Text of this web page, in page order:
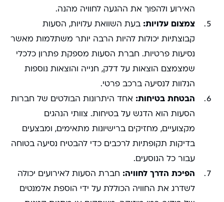
האירוע ולהפוך את ההגעה לחוויה מהנה.
צמצום עלויות: בעת השוואת עלויות, הסעות
קבוצתיות יכולות להיות הרבה יותר משתלמות מאשר
נסיעות פרטיות. חברת הסעות מספקת פתרון כלכלי
שמצמצם הוצאות על דלק, חנייה והוצאות נוספות
הנלוות לנסיעה ברכב פרטי.
הבטחת בטיחות: אחד היתרונות הבולטים של חברות
הסעות הוא הדגש על בטיחות. צוותי הנהגים
מקצועיים, מחזיקים ברישיונות מתאימים, ומבצעים
בדיקות תקופתיות לרכבים כדי להבטיח נסיעה בטוחה
עבור כל הנוסעים.
הפיכת הדרך לחוויה: חברת הסעות לאירועים יכולה
לשדרג את החוויה הכוללת על ידי הוספת אלמנטים